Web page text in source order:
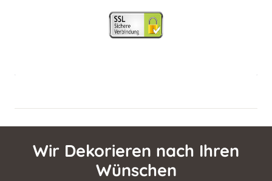
Wir Dekorieren nach Ihren
Wünschen